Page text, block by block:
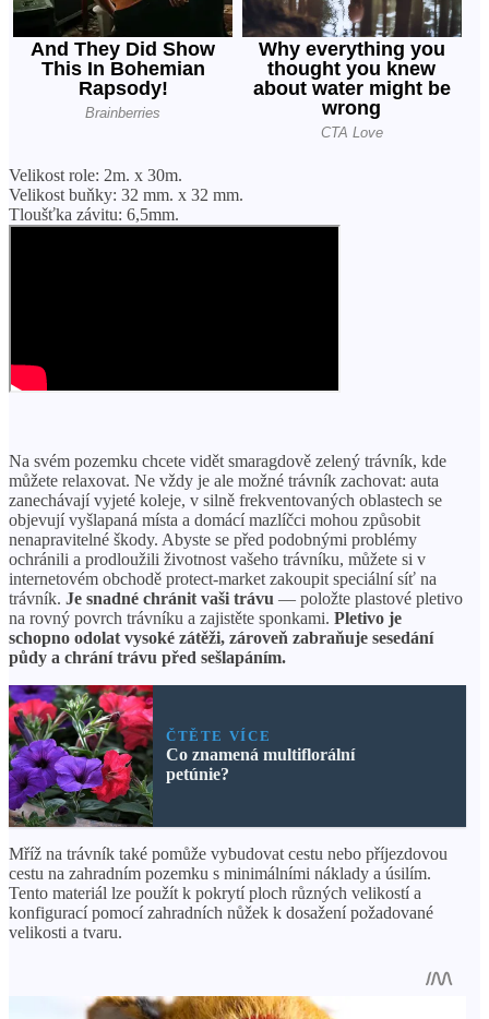
Velikost role: 2m. x 30m.
Velikost buňky: 32 mm. x 32 mm.
Tloušťka závitu: 6,5mm.
Na svém pozemku chcete vidět smaragdově zelený trávník, kde
můžete relaxovat. Ne vždy je ale možné trávník zachovat: auta
zanechávají vyjeté koleje, v silně frekventovaných oblastech se
objevují vyšlapaná místa a domácí mazlíčci mohou způsobit
nenapravitelné škody. Abyste se před podobnými problémy
ochránili a prodloužili životnost vašeho trávníku, můžete si v
internetovém obchodě protect-market zakoupit speciální síť na
trávník. Je snadné chránit vaši trávu — položte plastové pletivo
na rovný povrch trávníku a zajistěte sponkami. Pletivo je
schopno odolat vysoké zátěži, zároveň zabraňuje sesedání
půdy a chrání trávu před sešlapáním.
ČTĚTE VÍCE
Co znamená multiflorální
petúnie?
Mříž na trávník také pomůže vybudovat cestu nebo příjezdovou
cestu na zahradním pozemku s minimálními náklady a úsilím.
Tento materiál lze použít k pokrytí ploch různých velikostí a
konfigurací pomocí zahradních nůžek k dosažení požadované
velikosti a tvaru.